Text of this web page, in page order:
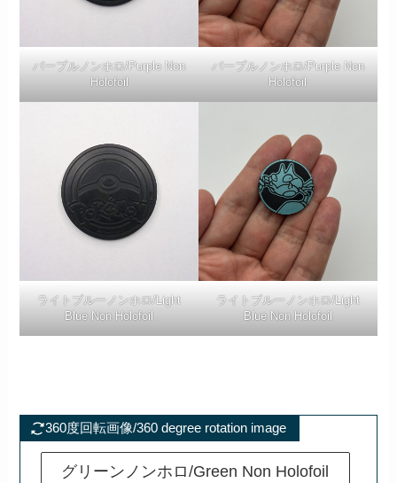
パープルノンホロ/Purple Non
Holofoil
パープルノンホロ/Purple Non
Holofoil
ライトブルーノンホロ/Light
Blue Non Holofoil
ライトブルーノンホロ/Light
Blue Non Holofoil
360度回転画像/360 degree rotation image
グリーンノンホロ/Green Non Holofoil